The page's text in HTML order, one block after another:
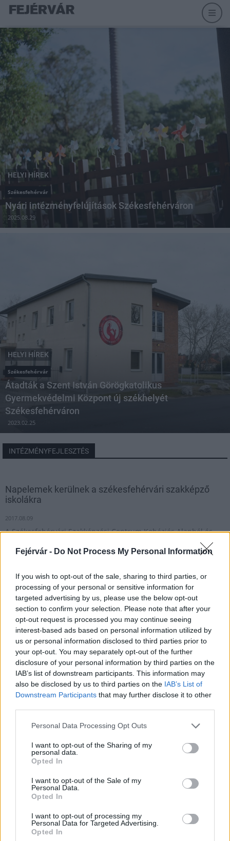
Fejérvár - Do Not Process My Personal Information
If you wish to opt-out of the sale, sharing to third parties, or
processing of your personal or sensitive information for
targeted advertising by us, please use the below opt-out
section to confirm your selection. Please note that after your
opt-out request is processed you may continue seeing
interest-based ads based on personal information utilized by
us or personal information disclosed to third parties prior to
your opt-out. You may separately opt-out of the further
disclosure of your personal information by third parties on the
IAB’s list of downstream participants. This information may
also be disclosed by us to third parties on the IAB’s List of
Downstream Participants that may further disclose it to other
Please note that this website/app uses one or more Google
not limited to your visit or usage behaviour. You may click to
grant or deny consent to Google and its third-party tags to
use your data for below specified purposes in below Google
consent section.
Personal Data Processing Opt Outs
I want to opt-out of the Sharing of my
personal data.
Opted In
I want to opt-out of the Sale of my
Personal Data.
Opted In
I want to opt-out of processing my
Personal Data for Targeted Advertising.
Opted In
HELYI HÍREK
Székesfehérvár
Nyári intézményfelújítások Székesfehérváron
2025.08.29
HELYI HÍREK
Székesfehérvár
Átadták a Szent István Görögkatolikus
Gyermekvédelmi Központ új székhelyét
Székesfehérváron
2023.02.25
INTÉZMÉNYFEJLESZTÉS
Napelemek kerülnek a székesfehérvári szakképző
iskolákra
2017.08.09
A Székesfehérvári Szakképzési Centrum Kohéziós Alapból és
hazai központi költségvetési előirányzatból, 174,22 millió forint
vissza nem térítendő európai uniós támogatást nyert el.
1
HÍRLEVÉL
Név
E-mail cím
Feliratkozom a hírlevélre és elfogadom az
adatvédelmi
LEGFRISSEBB
Helyi hírek